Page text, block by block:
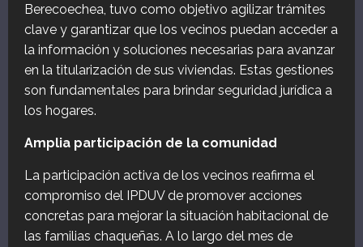
Berecoechea, tuvo como objetivo agilizar trámites
clave y garantizar que los vecinos puedan acceder a
la información y soluciones necesarias para avanzar
en la titularización de sus viviendas. Estas gestiones
son fundamentales para brindar seguridad jurídica a
los hogares.
Amplia participación de la comunidad
La participación activa de los vecinos reafirma el
compromiso del IPDUV de promover acciones
concretas para mejorar la situación habitacional de
las familias chaqueñas. A lo largo del mes de